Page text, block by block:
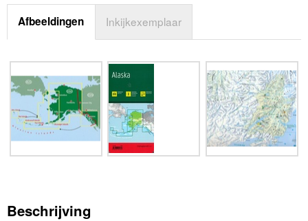
Afbeeldingen Inkijkexemplaar
Beschrijving